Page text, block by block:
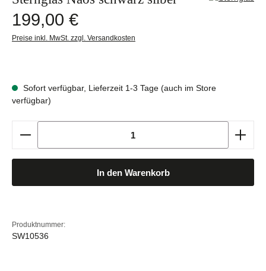
Regulärer Preis:
199,00 €
Preise inkl. MwSt. zzgl. Versandkosten
Sofort verfügbar, Lieferzeit 1-3 Tage (auch im Store
verfügbar)
Produkt Anzahl: Gib den gewünschten Wert ein
In den Warenkorb
Produktnummer:
SW10536